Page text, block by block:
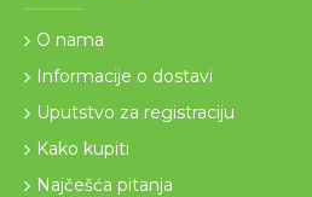
O nama
Informacije o dostavi
Uputstvo za registraciju
Kako kupiti
Najčešća pitanja